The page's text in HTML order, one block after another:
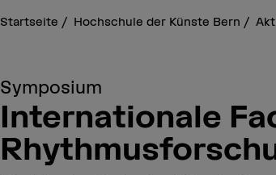
Startseite Hochschule der Künste Bern
Symposium
Internationale